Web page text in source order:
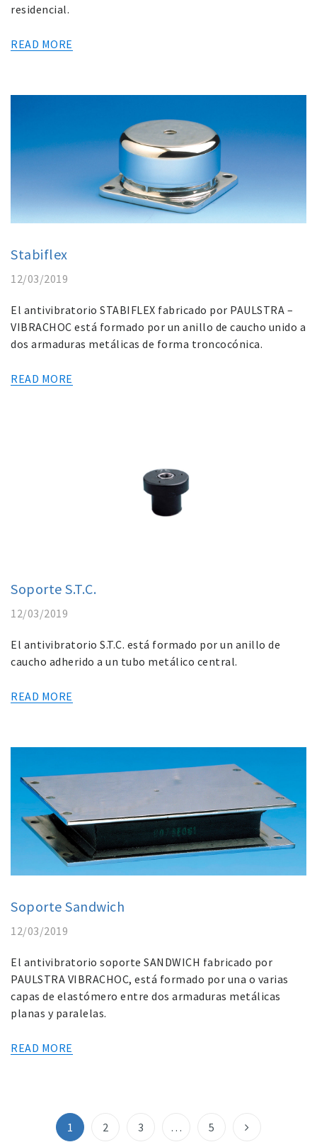
residencial.
READ MORE
Stabiflex
12/03/2019
El antivibratorio STABIFLEX fabricado por PAULSTRA –
VIBRACHOC está formado por un anillo de caucho unido a
dos armaduras metálicas de forma troncocónica.
READ MORE
Soporte S.T.C.
12/03/2019
El antivibratorio S.T.C. está formado por un anillo de
caucho adherido a un tubo metálico central.
READ MORE
Soporte Sandwich
12/03/2019
El antivibratorio soporte SANDWICH fabricado por
PAULSTRA VIBRACHOC, está formado por una o varias
capas de elastómero entre dos armaduras metálicas
planas y paralelas.
READ MORE
1 2 3 … 5